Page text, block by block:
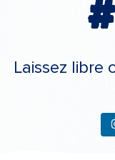
Laissez libre